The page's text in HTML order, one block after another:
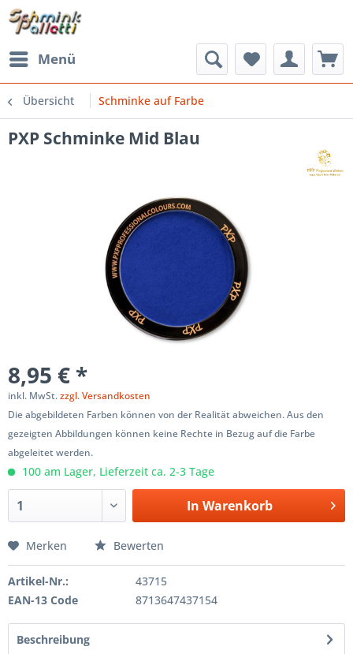
Menü
Übersicht Schminke auf Farbe
PXP Schminke Mid Blau
8,95 € *
inkl. MwSt.zzgl. Versandkosten
Die abgebildeten Farben können von der Realität abweichen. Aus den
gezeigten Abbildungen können keine Rechte in Bezug auf die Farbe
abgeleitet werden.
100 am Lager, Lieferzeit ca. 2-3 Tage
In Warenkorb
Merken Bewerten
Artikel-Nr.:
43715
EAN-13 Code
8713647437154
Beschreibung